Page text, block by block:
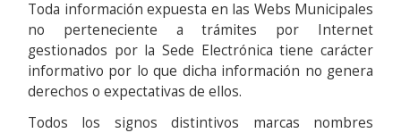
Toda información expuesta en las Webs Municipales
no perteneciente a trámites por Internet
gestionados por la Sede Electrónica tiene carácter
informativo por lo que dicha información no genera
derechos o expectativas de ellos.
Todos los signos distintivos marcas nombres